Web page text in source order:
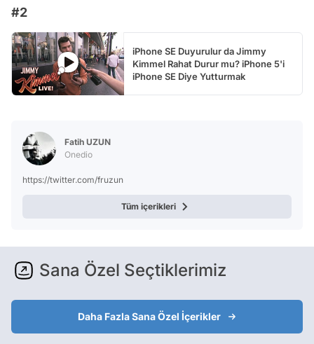
#2
iPhone SE Duyurulur da Jimmy
Kimmel Rahat Durur mu? iPhone 5'i
iPhone SE Diye Yutturmak
Fatih UZUN
Onedio
https://twitter.com/fruzun
Tüm içerikleri
Sana Özel Seçtiklerimiz
Daha Fazla Sana Özel İçerikler